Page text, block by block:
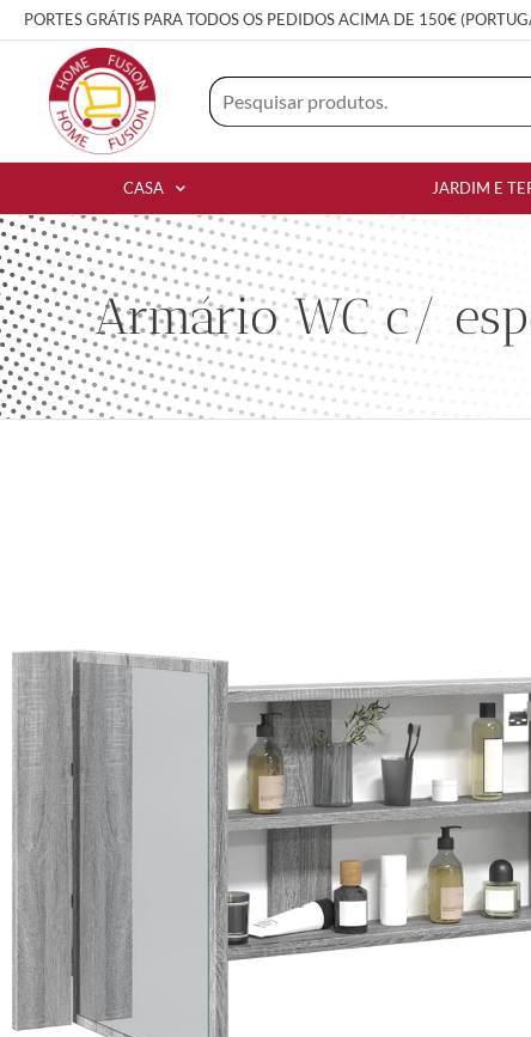
PORTES GRÁTIS PARA TODOS OS PEDIDOS ACIMA DE 150€
CASA JARDIM E
Armário WC c/